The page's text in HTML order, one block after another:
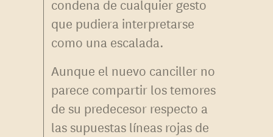
condena de cualquier gesto
que pudiera interpretarse
como una escalada.
Aunque el nuevo canciller no
parece compartir los temores
de su predecesor respecto a
las supuestas líneas rojas de